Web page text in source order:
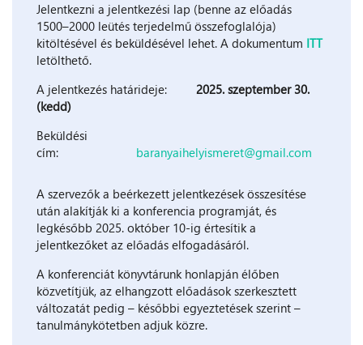
Jelentkezni a jelentkezési lap (benne az előadás
1500–2000 leütés terjedelmű összefoglalója)
kitöltésével és beküldésével lehet. A dokumentum ITT
letölthető.
A jelentkezés határideje: 2025. szeptember 30.
(kedd)
Beküldési
cím: baranyaihelyismeret@gmail.com
A szervezők a beérkezett jelentkezések összesítése
után alakítják ki a konferencia programját, és
legkésőbb 2025. október 10-ig értesítik a
jelentkezőket az előadás elfogadásáról.
A konferenciát könyvtárunk honlapján élőben
közvetítjük, az elhangzott előadások szerkesztett
változatát pedig – későbbi egyeztetések szerint –
tanulmánykötetben adjuk közre.